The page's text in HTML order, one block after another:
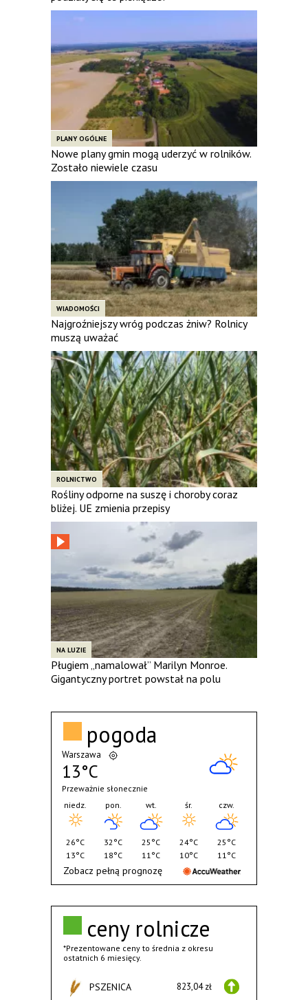
PLANY OGÓLNE
Nowe plany gmin mogą uderzyć w rolników.
Zostało niewiele czasu
WIADOMOŚCI
Najgroźniejszy wróg podczas żniw? Rolnicy
muszą uważać
ROLNICTWO
Rośliny odporne na suszę i choroby coraz
bliżej. UE zmienia przepisy
NA LUZIE
Pługiem „namalował” Marilyn Monroe.
Gigantyczny portret powstał na polu
ceny rolnicze
*Prezentowane ceny to średnia z okresu
ostatnich 6 miesięcy.
PSZENICA 823,04 zł
pogoda
Warszawa
13°C
Przeważnie słonecznie
niedz.
26°C
13°C
pon.
32°C
18°C
wt.
25°C
11°C
śr.
24°C
10°C
czw.
25°C
11°C
Zobacz pełną prognozę